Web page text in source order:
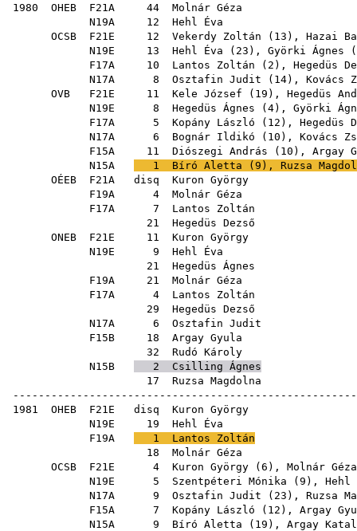
1980 OHEB F21A 44
Molnár Géza
N19A 12
Hehl Éva
OCSB F21E 12 Vekerdy Zoltán ( 13 ), Hazai
N19E 13 Hehl Éva ( 23 ), Györki Ágnes (
F17A 10 Lantos Zoltán ( 2 ), Hegedüs
N17A 8 Osztafin Judit ( 14), Kovács
OVB F21E 11 Kele József ( 19 ), Hegedüs
N19E 8 Hegedüs Ágnes ( 4), Györki
F17A 5 Kopány László ( 12 ), Hegedüs
N17A 6 Bognár Ildikó ( 10 ), Kovács
F15A 11 Diószegi András ( 10 ), Argay
N15A
1 Bíró Aletta ( 9 ), Ruzsa
OÉEB F21A disq
Kuron György
F19A 4
Molnár Géza
F17A 7
Lantos Zoltán
21
Hegedüs Dezső
ONEB F21E 11
Kuron György
N19E 9
Hehl Éva
21
Hegedüs Ágnes
F19A 21
Molnár Géza
F17A 4
Lantos Zoltán
29
Hegedüs Dezső
N17A 6
Osztafin Judit
F15B 18
Argay Gyula
32
Rudó Károly
N15B
2
Csilling Ágnes
17
Ruzsa Magdolna
1981 OHEB F21E disq
Kuron György
N19E 19
Hehl Éva
F19A
1
Lantos Zoltán
18
Molnár Géza
OCSB F21E 4 Kuron György ( 6 ), Molnár Géza
N19E 5 Szentpéteri Mónika ( 9 ), Hehl
N17A 9 Osztafin Judit ( 23 ), Ruzsa
F15A 7 Kopány László ( 12 ), Argay
N15A 9 Bíró Aletta ( 19 ), Argay